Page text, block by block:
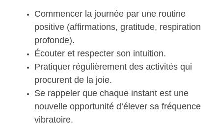
Commencer la journée par une routine
positive (affirmations, gratitude, respiration
profonde).
Écouter et respecter son intuition.
Pratiquer régulièrement des activités qui
procurent de la joie.
Se rappeler que chaque instant est une
nouvelle opportunité d’élever sa fréquence
vibratoire.